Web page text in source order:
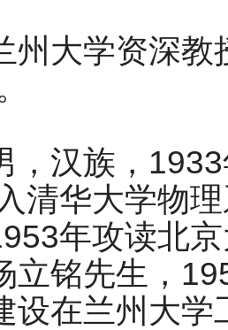
州大学资深教
，汉族，
清华大学物
年攻读北
立铭先生，
设在兰州大学